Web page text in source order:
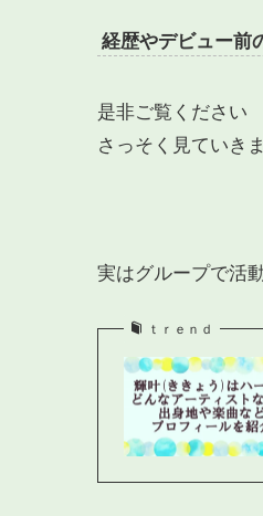
経歴やデビュー前
是非ご覧ください
さっそく見ていき
実はグループで活
ｔｒｅｎｄ